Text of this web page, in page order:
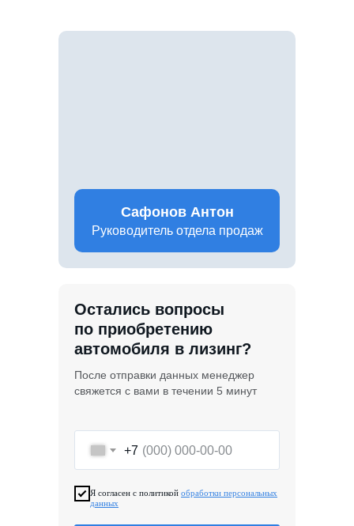
+7
Я согласен с политикой обработки персональных
данных
Остались вопросы
по приобретению
автомобиля в лизинг?
После отправки данных менеджер
свяжется с вами в течении 5 минут
Сафонов Антон
Руководитель отдела продаж